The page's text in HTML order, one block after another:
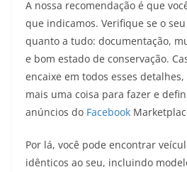
A nossa recomendação é que
que indicamos. Verifique se o
quanto a tudo: documentação,
e bom estado de conservação.
encaixe em todos esses
mais uma coisa para fazer e
anúncios do Facebook
Por lá, você pode encontrar
idênticos ao seu, incluindo